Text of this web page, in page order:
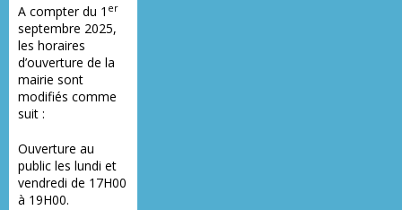
A compter du 1 er
septembre 2025,
les horaires
d’ouverture de la
mairie sont
modifiés comme
suit :
Ouverture au
public les lundi et
vendredi de 17H00
à 19H00.